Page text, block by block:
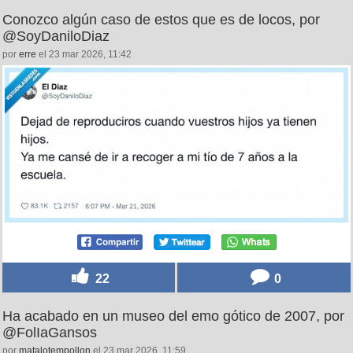
Conozco algún caso de estos que es de locos, por
@SoyDaniloDiaz
por erre el 23 mar 2026, 11:42
22 0
Ha acabado en un museo del emo gótico de 2007, por
@FolIaGansos
por matalotempollon el 23 mar 2026, 11:59